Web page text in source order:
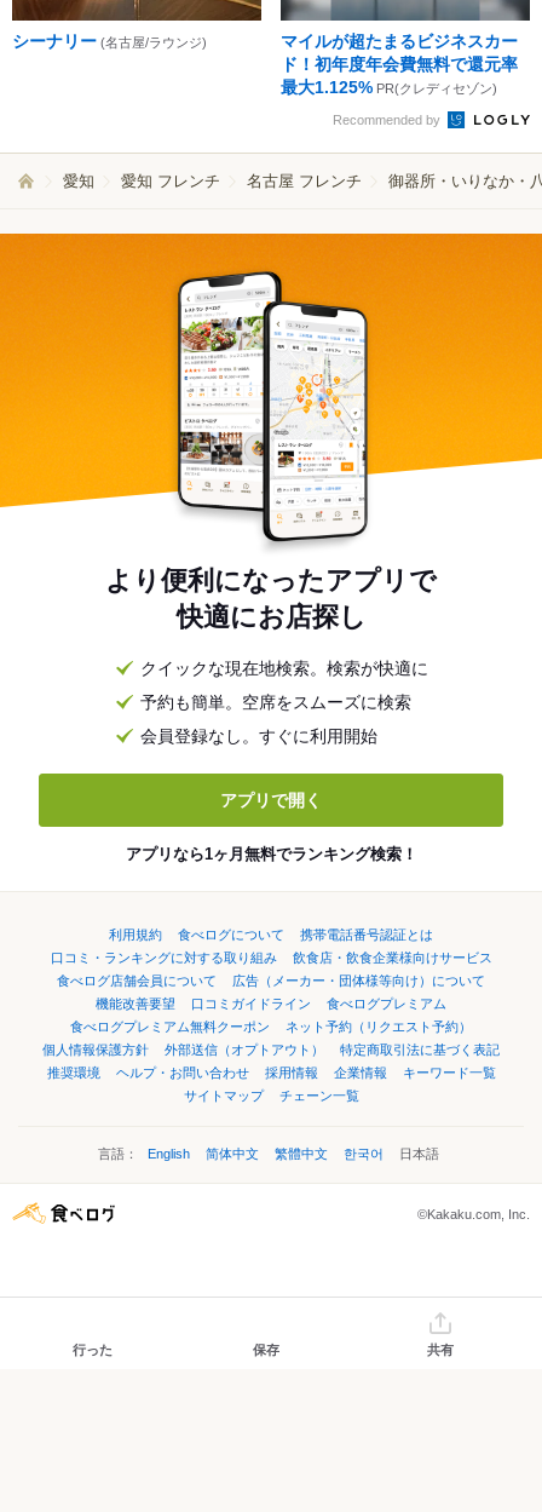
シーナリー (名古屋/ラウンジ)
マイルが超たまるビジネスカー
ド！初年度年会費無料で還元率
最大1.125% PR(クレディセゾン)
Recommended by
愛知 愛知 フレンチ 名古屋 フレンチ 御器所・いりなか・
より便利になったアプリで
快適にお店探し
クイックな現在地検索。検索が快適に
予約も簡単。空席をスムーズに検索
会員登録なし。すぐに利用開始
アプリで開く
アプリなら1ヶ月無料でランキング検索！
利用規約 食べログについて
携帯電話番号認証とは
口コミ・ランキングに対する取り組み
飲食店・飲食企業様向けサービス
食べログ店舗会員について
広告（メーカー・団体様等向け）について
機能改善要望
口コミガイドライン
食べログプレミアム
食べログプレミアム無料クーポン
ネット予約（リクエスト予約）
個人情報保護方針
外部送信（オプトアウト）
特定商取引法に基づく表記
推奨環境
ヘルプ・お問い合わせ 採用情報 企業情報
キーワード一覧
サイトマップ
チェーン一覧
言語： English 简体中文 繁體中文 한국어 日本語
©Kakaku.com, Inc.
行った 保存 共有